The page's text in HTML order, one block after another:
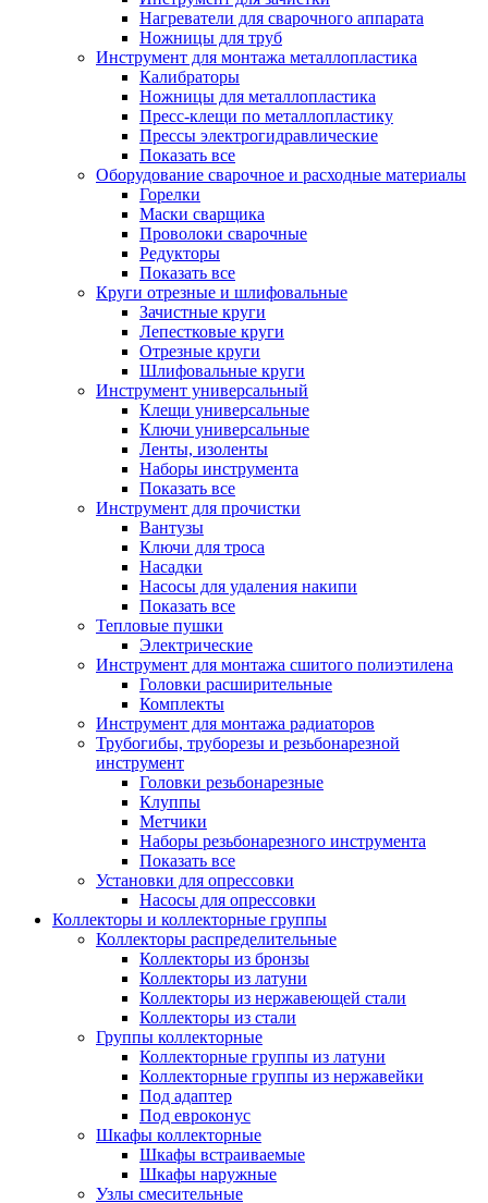
Нагреватели для сварочного аппарата
Ножницы для труб
Инструмент для монтажа металлопластика
Калибраторы
Ножницы для металлопластика
Пресс-клещи по металлопластику
Прессы электрогидравлические
Показать все
Оборудование сварочное и расходные материалы
Горелки
Маски сварщика
Проволоки сварочные
Редукторы
Показать все
Круги отрезные и шлифовальные
Зачистные круги
Лепестковые круги
Отрезные круги
Шлифовальные круги
Инструмент универсальный
Клещи универсальные
Ключи универсальные
Ленты, изоленты
Наборы инструмента
Показать все
Инструмент для прочистки
Вантузы
Ключи для троса
Насадки
Насосы для удаления накипи
Показать все
Тепловые пушки
Электрические
Инструмент для монтажа сшитого полиэтилена
Головки расширительные
Комплекты
Инструмент для монтажа радиаторов
Трубогибы, труборезы и резьбонарезной
инструмент
Головки резьбонарезные
Клуппы
Метчики
Наборы резьбонарезного инструмента
Показать все
Установки для опрессовки
Насосы для опрессовки
Коллекторы и коллекторные группы
Коллекторы распределительные
Коллекторы из бронзы
Коллекторы из латуни
Коллекторы из нержавеющей стали
Коллекторы из стали
Группы коллекторные
Коллекторные группы из латуни
Коллекторные группы из нержавейки
Под адаптер
Под евроконус
Шкафы коллекторные
Шкафы встраиваемые
Шкафы наружные
Узлы смесительные